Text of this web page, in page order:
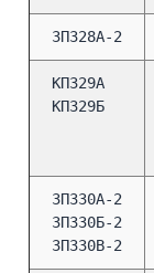
3П328А-2
КП329А
КП329Б
3П330А-2
3П330Б-2
3П330В-2